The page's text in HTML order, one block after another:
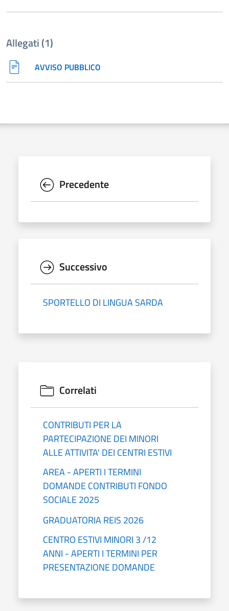
Allegati (1)
AVVISO PUBBLICO
Precedente
Successivo
SPORTELLO DI LINGUA SARDA
Correlati
CONTRIBUTI PER LA
PARTECIPAZIONE DEI MINORI
ALLE ATTIVITA' DEI CENTRI ESTIVI
AREA - APERTI I TERMINI
DOMANDE CONTRIBUTI FONDO
SOCIALE 2025
GRADUATORIA REIS 2026
CENTRO ESTIVI MINORI 3 /12
ANNI - APERTI I TERMINI PER
PRESENTAZIONE DOMANDE